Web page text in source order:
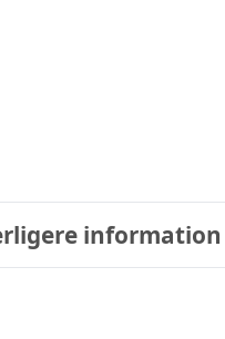
information